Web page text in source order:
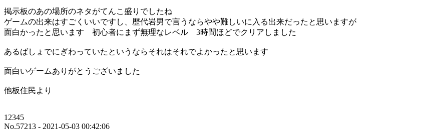
掲示板のあの場所のネタがてんこ盛りでしたね
ゲームの出来はすごくいいですし、歴代岩男で言うならやや難しいに入る出来だったと思いますが
面白かったと思います 初心者にまず無理なレベル 3時間ほどでクリアしました
あるばしょでにぎわっていたというならそれはそれでよかったと思います
面白いゲームありがとうございました
他板住民より
12345
No.57213 - 2021-05-03 00:42:06